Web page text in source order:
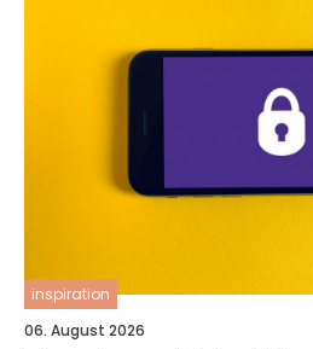
inspiration
06. August 2026